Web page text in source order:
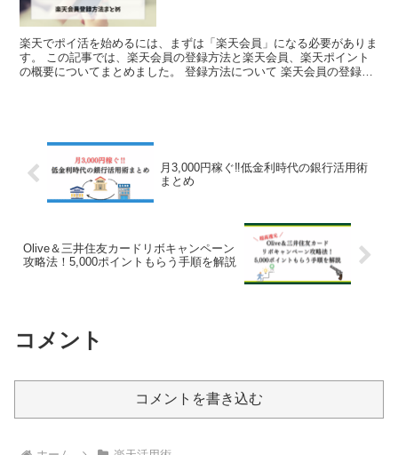
楽天でポイ活を始めるには、まずは「楽天会員」になる必要がありま
す。 この記事では、楽天会員の登録方法と楽天会員、楽天ポイント
の概要についてまとめました。 登録方法について 楽天会員の登録は
月3,000円稼ぐ‼低金利時代の銀行活用術
まとめ
Olive＆三井住友カードリボキャンペーン
攻略法！5,000ポイントもらう手順を解説
コメント
コメントを書き込む